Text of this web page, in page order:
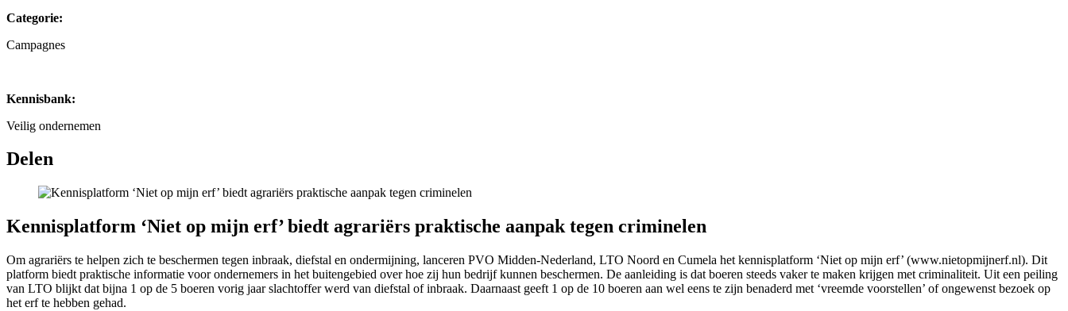
Categorie:
Campagnes
Kennisbank:
Veilig ondernemen
Delen
Kennisplatform ‘Niet op mijn erf’ biedt agrariërs praktische aanpak tegen criminelen
Om agrariërs te helpen zich te beschermen tegen inbraak, diefstal en ondermijning, lanceren PVO Midden-Nederland, LTO Noord en Cumela het kennisplatform ‘Niet op mijn erf’ (www.nietopmijnerf.nl). Dit
platform biedt praktische informatie voor ondernemers in het buitengebied over hoe zij hun bedrijf kunnen beschermen. De aanleiding is dat boeren steeds vaker te maken krijgen met criminaliteit. Uit een peiling
van LTO blijkt dat bijna 1 op de 5 boeren vorig jaar slachtoffer werd van diefstal of inbraak. Daarnaast geeft 1 op de 10 boeren aan wel eens te zijn benaderd met ‘vreemde voorstellen’ of ongewenst bezoek op
het erf te hebben gehad.